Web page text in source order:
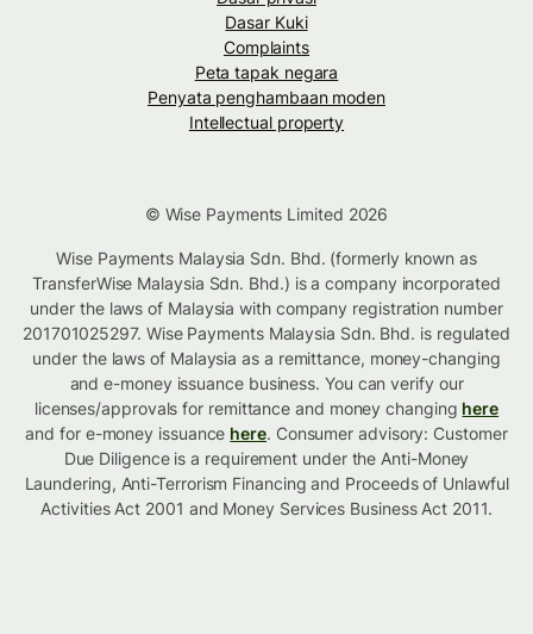
Dasar Kuki
Complaints
Peta tapak negara
Penyata penghambaan moden
Intellectual property
© Wise Payments Limited 2026
Wise Payments Malaysia Sdn. Bhd. (formerly known as
TransferWise Malaysia Sdn. Bhd.) is a company incorporated
under the laws of Malaysia with company registration number
201701025297. Wise Payments Malaysia Sdn. Bhd. is regulated
under the laws of Malaysia as a remittance, money-changing
and e-money issuance business. You can verify our
licenses/approvals for remittance and money changing here
and for e-money issuance here. Consumer advisory: Customer
Due Diligence is a requirement under the Anti-Money
Laundering, Anti-Terrorism Financing and Proceeds of Unlawful
Activities Act 2001 and Money Services Business Act 2011.